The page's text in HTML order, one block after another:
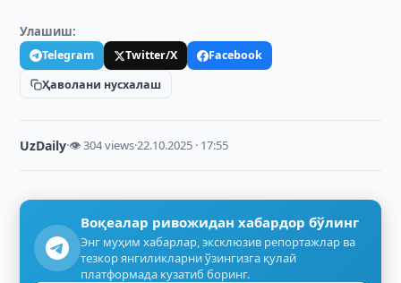
Улашиш:
Telegram Twitter/X
Facebook
Ҳаволани нусхалаш
UzDaily·👁 304 views·22.10.2025 · 17:55
Воқеалар ривожидан хабардор бўлинг
Энг муҳим хабарлар, эксклюзив репортажлар ва
тезкор янгиликларни ўзингизга қулай
платформада кузатиб боринг.